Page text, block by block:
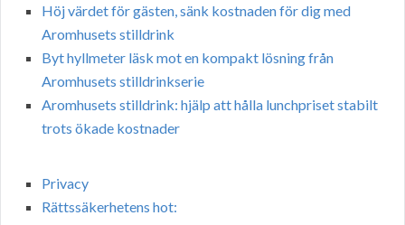
Höj värdet för gästen, sänk kostnaden för dig med
Aromhusets stilldrink
Byt hyllmeter läsk mot en kompakt lösning från
Aromhusets stilldrinkserie
Aromhusets stilldrink: hjälp att hålla lunchpriset stabilt
trots ökade kostnader
Privacy
Rättssäkerhetens hot: